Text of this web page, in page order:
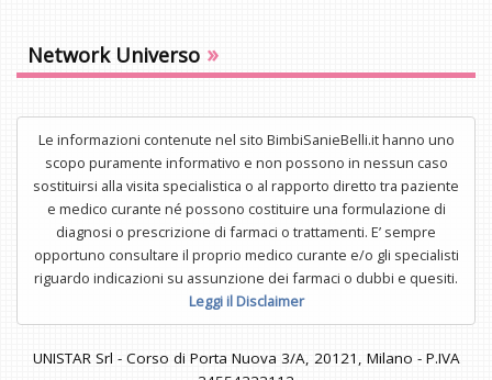
Network Universo »
Le informazioni contenute nel sito BimbiSanieBelli.it hanno uno
scopo puramente informativo e non possono in nessun caso
sostituirsi alla visita specialistica o al rapporto diretto tra paziente
e medico curante né possono costituire una formulazione di
diagnosi o prescrizione di farmaci o trattamenti. E’ sempre
opportuno consultare il proprio medico curante e/o gli specialisti
riguardo indicazioni su assunzione dei farmaci o dubbi e quesiti.
Leggi il Disclaimer
UNISTAR Srl - Corso di Porta Nuova 3/A, 20121, Milano - P.IVA